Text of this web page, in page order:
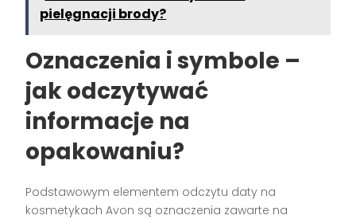
pielęgnacji brody?
Oznaczenia i symbole –
jak odczytywać
informacje na
opakowaniu?
Podstawowym elementem odczytu daty na
kosmetykach Avon są oznaczenia zawarte na